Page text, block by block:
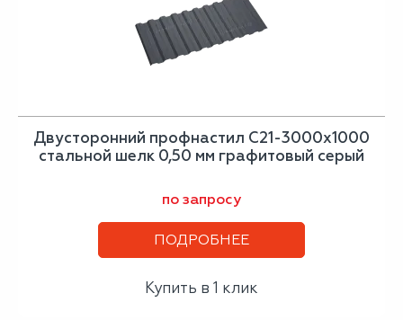
Двусторонний профнастил С21-3000х1000
стальной шелк 0,50 мм графитовый серый
по запросу
ПОДРОБНЕЕ
Купить в 1 клик